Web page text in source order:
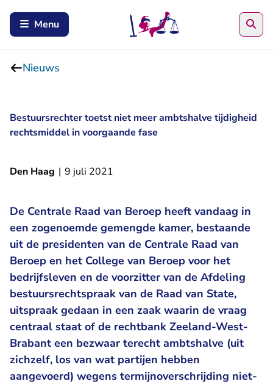
Menu
Nieuws
Bestuursrechter toetst niet meer ambtshalve tijdigheid
rechtsmiddel in voorgaande fase
Den Haag | 9 juli 2021
De Centrale Raad van Beroep heeft vandaag in
een zogenoemde gemengde kamer, bestaande
uit de presidenten van de Centrale Raad van
Beroep en het College van Beroep voor het
bedrijfsleven en de voorzitter van de Afdeling
bestuursrechtspraak van de Raad van State,
uitspraak gedaan in een zaak waarin de vraag
centraal staat of de rechtbank Zeeland-West-
Brabant een bezwaar terecht ambtshalve (uit
zichzelf, los van wat partijen hebben
aangevoerd) wegens termijnoverschrijding niet-